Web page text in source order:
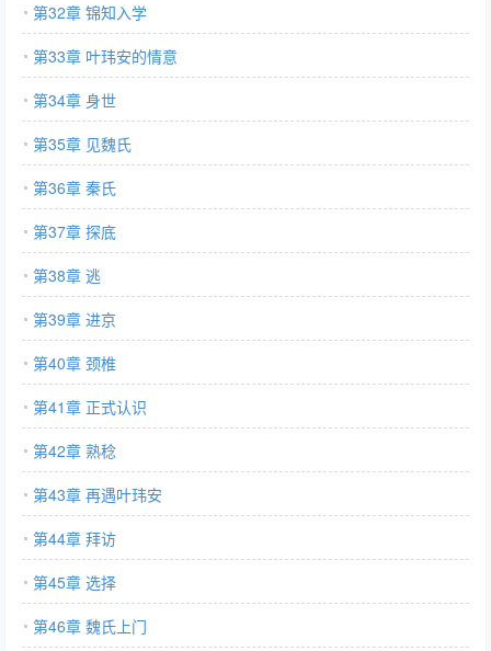
第32章 锦知入学
第33章 叶玮安的情意
第34章 身世
第35章 见魏氏
第36章 秦氏
第37章 探底
第38章 逃
第39章 进京
第40章 颈椎
第41章 正式认识
第42章 熟稔
第43章 再遇叶玮安
第44章 拜访
第45章 选择
第46章 魏氏上门